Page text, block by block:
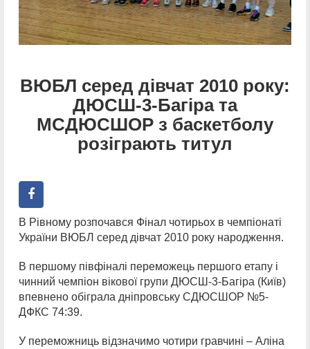
ВЮБЛ серед дівчат 2010 року:
ДЮСШ-3-Багіра та
МСДЮСШОР з баскетболу
розіграють титул
В Рівному розпочався Фінал чотирьох в чемпіонаті
України ВЮБЛ серед дівчат 2010 року народження.
В першому півфіналі переможець першого етапу і
чинний чемпіон вікової групи ДЮСШ-3-Багіра (Київ)
впевнено обіграла дніпровську СДЮСШОР №5-
ДФКС 74:39.
У переможниць відзначимо чотири гравчині – Аліна